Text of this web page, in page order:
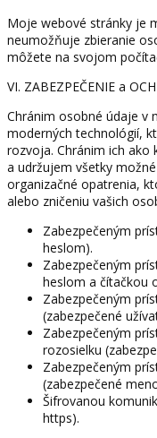
Moje webové stránky je
neumožňuje zbieranie
môžete na svojom
VI. ZABEZPEČENIE a
Chránim osobné údaje v
moderných technológií,
rozvoja. Chránim ich ako
a udržujem všetky
organizačné opatrenia,
alebo zničeniu vašich
Zabezpečeným
heslom).
Zabezpečeným
heslom a čítačkou
Zabezpečeným
(zabezpečené
Zabezpečeným
rozosielku
Zabezpečeným
(zabezpečené
Šifrovanou
https).